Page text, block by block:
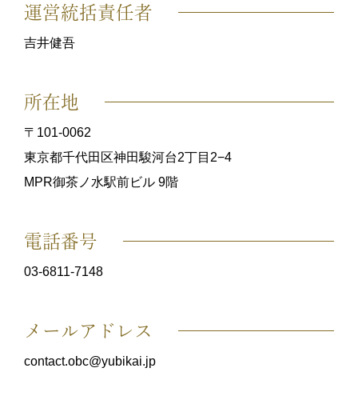
運営統括責任者
吉井健吾
所在地
〒101-0062
東京都千代田区神田駿河台2丁目2−4
MPR御茶ノ水駅前ビル 9階
電話番号
03-6811-7148
メールアドレス
contact.obc@yubikai.jp